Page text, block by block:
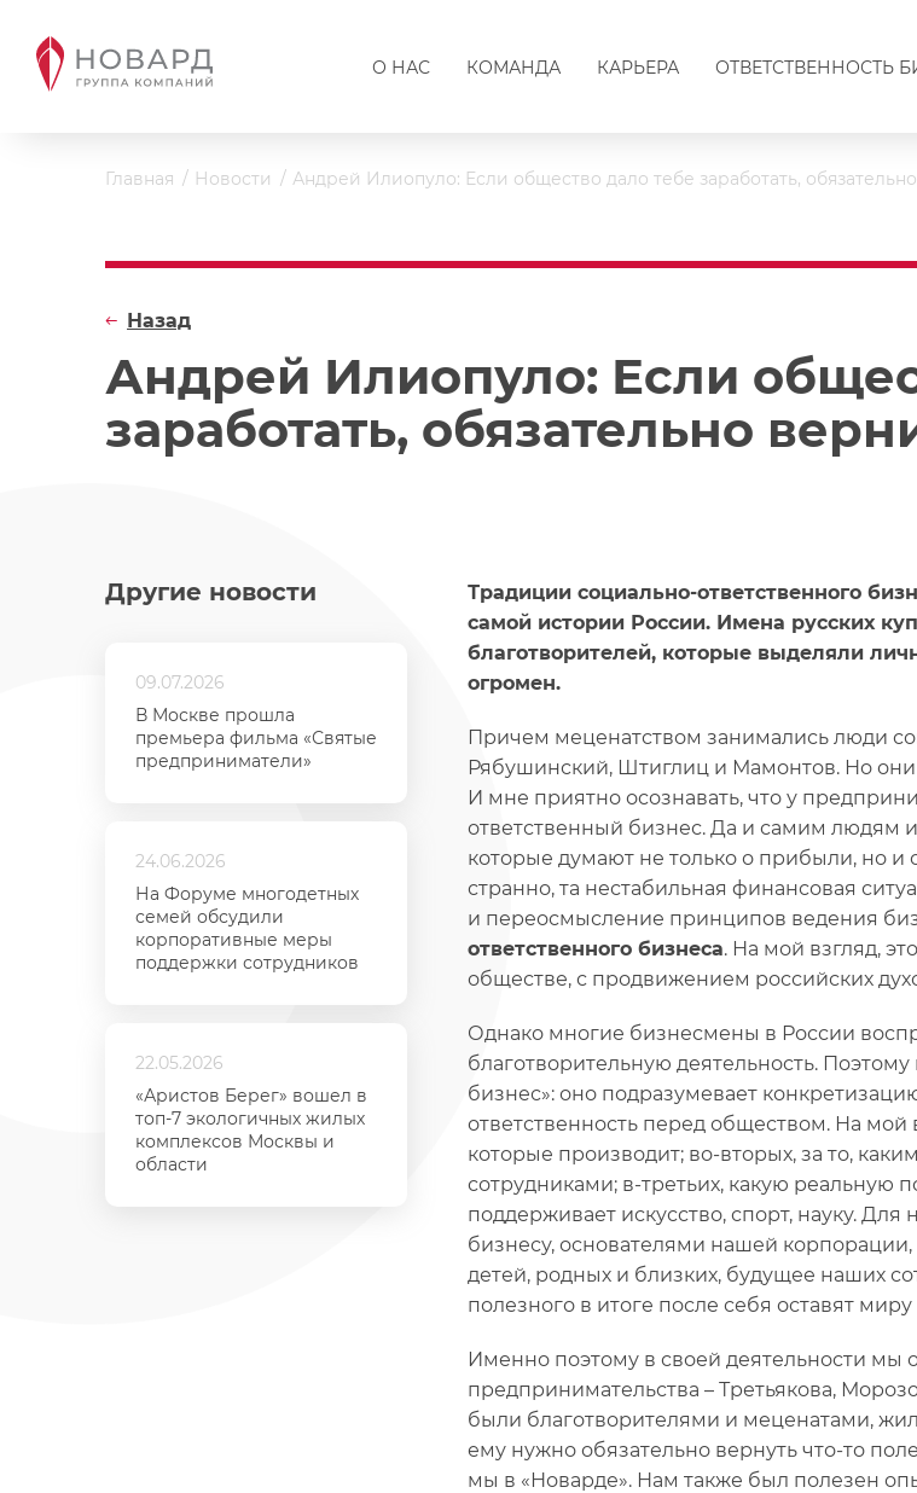
О НАС КОМАНДА КАРЬЕРА ОТВЕТСТВЕННОСТЬ
Главная Новости Андрей Илиопуло: Если общество дало тебе заработать,
Андрей Илиопуло: Если
заработать, обязательно
Назад
Другие новости
09.07.2026
В Москве прошла
премьера фильма «Святые
предприниматели»
24.06.2026
На Форуме многодетных
семей обсудили
корпоративные меры
поддержки сотрудников
22.05.2026
«Аристов Берег» вошел в
топ-7 экологичных жилых
комплексов Москвы и
области
Традиции социально-ответственного
самой истории России. Имена русских
благотворителей, которые выделяли
огромен.
Причем меценатством занимались люди
Рябушинский, Штиглиц и Мамонтов. Но
И мне приятно осознавать, что у
ответственный бизнес. Да и самим людям
которые думают не только о прибыли, но и
странно, та нестабильная финансовая
и переосмысление принципов ведения
ответственного бизнеса. На мой взгляд,
обществе, с продвижением российских
Однако многие бизнесмены в России
благотворительную деятельность.
бизнес»: оно подразумевает
ответственность перед обществом. На мой
которые производит; во-вторых, за то,
сотрудниками; в-третьих, какую
поддерживает искусство, спорт, науку.
бизнесу, основателями нашей
детей, родных и близких, будущее наших
полезного в итоге после себя оставят
Именно поэтому в своей деятельности
предпринимательства – Третьякова,
были благотворителями и меценатами,
ему нужно обязательно вернуть что-то
мы в «Новарде». Нам также был полезен